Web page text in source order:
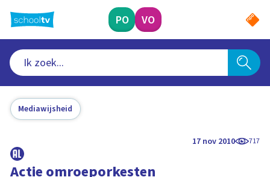
naar
hoofdinhoud
PO VO
Mediawijsheid
17 nov 2010 717
Actie omroeporkesten